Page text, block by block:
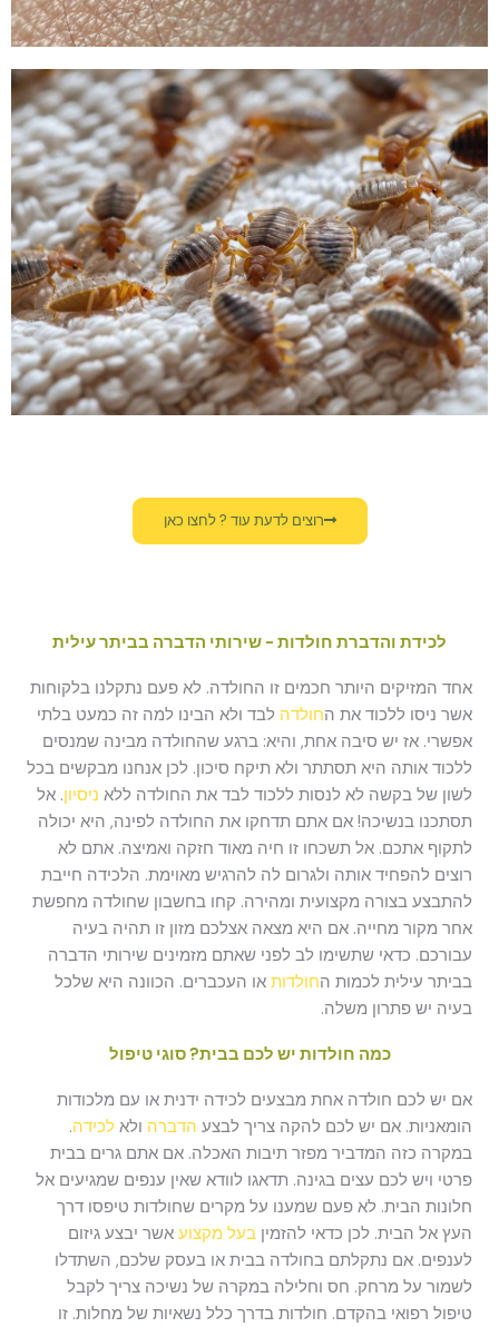
רוצים לדעת עוד ? לחצו כאן
לכידת והדברת חולדות - שירותי הדברה בביתר עילית
אחד המזיקים היותר חכמים זו החולדה. לא פעם נתקלנו בלקוחות
אשר ניסו ללכוד את החולדה לבד ולא הבינו למה זה כמעט בלתי
אפשרי. אז יש סיבה אחת, והיא: ברגע שהחולדה מבינה שמנסים
ללכוד אותה היא תסתתר ולא תיקח סיכון. לכן אנחנו מבקשים בכל
לשון של בקשה לא לנסות ללכוד לבד את החולדה ללא ניסיון. אל
תסתכנו בנשיכה! אם אתם תדחקו את החולדה לפינה, היא יכולה
לתקוף אתכם. אל תשכחו זו חיה מאוד חזקה ואמיצה. אתם לא
רוצים להפחיד אותה ולגרום לה להרגיש מאוימת. הלכידה חייבת
להתבצע בצורה מקצועית ומהירה. קחו בחשבון שחולדה מחפשת
אחר מקור מחייה. אם היא מצאה אצלכם מזון זו תהיה בעיה
עבורכם. כדאי שתשימו לב לפני שאתם מזמינים שירותי הדברה
בביתר עילית לכמות החולדות או העכברים. הכוונה היא שלכל
בעיה יש פתרון משלה.
כמה חולדות יש לכם בבית? סוגי טיפול
אם יש לכם חולדה אחת מבצעים לכידה ידנית או עם מלכודות
הומאניות. אם יש לכם להקה צריך לבצע הדברה ולא לכידה.
במקרה כזה המדביר מפזר תיבות האכלה. אם אתם גרים בבית
פרטי ויש לכם עצים בגינה. תדאגו לוודא שאין ענפים שמגיעים אל
חלונות הבית. לא פעם שמענו על מקרים שחולדות טיפסו דרך
העץ אל הבית. לכן כדאי להזמין בעל מקצוע אשר יבצע גיזום
לענפים. אם נתקלתם בחולדה בבית או בעסק שלכם, השתדלו
לשמור על מרחק. חס וחלילה במקרה של נשיכה צריך לקבל
טיפול רפואי בהקדם. חולדות בדרך כלל נשאיות של מחלות. זו